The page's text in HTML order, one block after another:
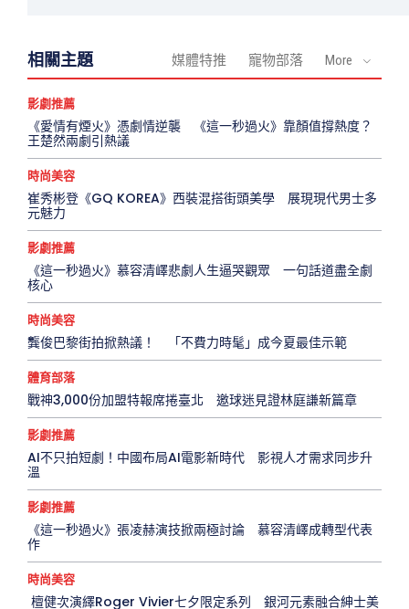
相關主題 媒體特推 寵物部落 More
影劇推薦
《愛情有煙火》憑劇情逆襲 《這一秒過火》靠顏值撐熱度？
王楚然兩劇引熱議
時尚美容
崔秀彬登《GQ KOREA》西裝混搭街頭美學 展現現代男士多
元魅力
影劇推薦
《這一秒過火》慕容清嶧悲劇人生逼哭觀眾 一句話道盡全劇
核心
時尚美容
龔俊巴黎街拍掀熱議！ 「不費力時髦」成今夏最佳示範
體育部落
戰神3,000份加盟特報席捲臺北 邀球迷見證林庭謙新篇章
影劇推薦
AI不只拍短劇！中國布局AI電影新時代 影視人才需求同步升
溫
影劇推薦
《這一秒過火》張凌赫演技掀兩極討論 慕容清嶧成轉型代表
作
時尚美容
檀健次演繹Roger Vivier七夕限定系列 銀河元素融合紳士美